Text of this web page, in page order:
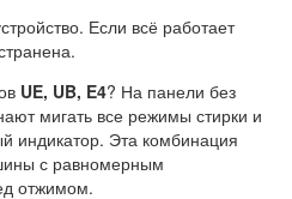
Если всё работает
UE, UB, E4? На панели без
мигать все режимы стирки и
индикатор. Эта комбинация
с равномерным
отжимом.